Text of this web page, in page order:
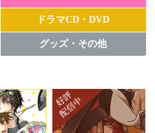
ドラマCD・DVD
グッズ・その他